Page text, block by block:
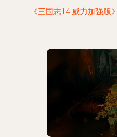
《三国志14 威力加强版